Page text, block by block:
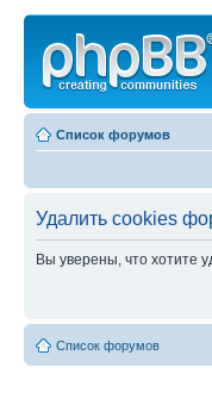
Список форумов
Удалить cookies
Вы уверены, что хотите
Список форумов